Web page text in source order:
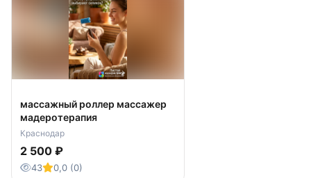
массажный роллер массажер
мадеротерапия
Краснодар
2 500 ₽
43 0,0 (0)